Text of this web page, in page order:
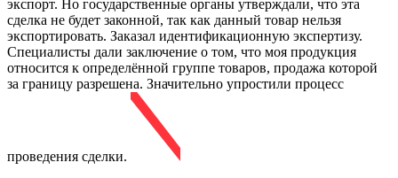
экспорт. Но государственные органы утверждали, что эта
сделка не будет законной, так как данный товар нельзя
экспортировать. Заказал идентификационную экспертизу.
Специалисты дали заключение о том, что моя продукция
относится к определённой группе товаров, продажа которой
за границу разрешена. Значительно упростили процесс
проведения сделки.